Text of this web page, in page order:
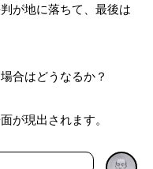
が地に落ちて、最後は
合はどうなるか？
が現出されます。